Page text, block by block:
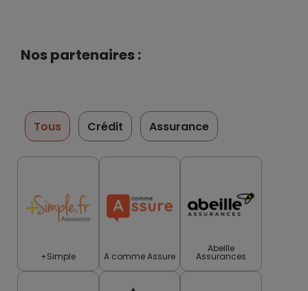
Nos partenaires :
Tous Crédit Assurance
+Simple A comme Assure
Abeille
Assurances